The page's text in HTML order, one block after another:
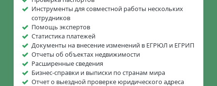
Инструменты для совместной работы нескольких
сотрудников
Помощь экспертов
Статистика платежей
Документы на внесение изменений в ЕГРЮЛ и ЕГРИП
Отчеты об объектах недвижимости
Расширенные сведения
Бизнес-справки и выписки по странам мира
Отчет о выездной проверке юридического адреса